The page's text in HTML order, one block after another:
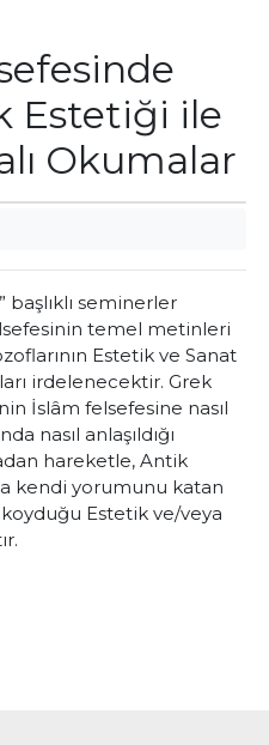
Estetiği ile
Okumalar
başlıklı seminerler
temel metinleri
Estetik ve Sanat
irde­lenecektir. Grek
İslâm felsefesine nasıl
nasıl anlaşıldığı
hareketle, Antik
kendi yorumunu katan
Estetik ve/veya